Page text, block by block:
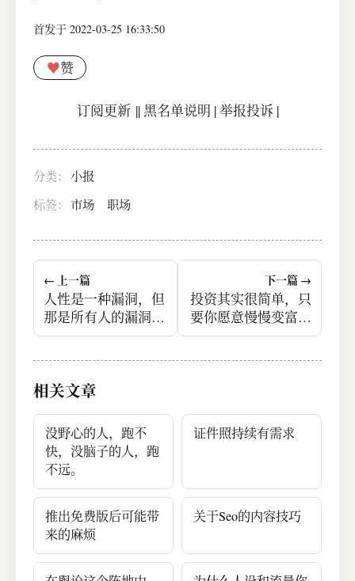
首发于 2022-03-25 16:33:50
♥赞
订阅更新||黑名单说明 |举报投诉 |
分类： 小报
标签： 市场 职场
← 上一篇
人性是一种漏洞，但
那是所有人的漏洞，
当你克服了这个漏
下一篇 →
投资其实很简单，只
要你愿意慢慢变富而
不是幻想一夜暴富就
相关文章
没野心的人，跑不
快，没脑子的人，跑
不远。
证件照持续有需求
推出免费版后可能带
来的麻烦
关于Seo的内容技巧